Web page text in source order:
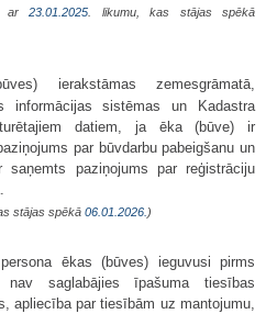
ar23.01.2025. likumu, kas stājas spēkā
ierakstāmas zemesgrāmatā,
informācijas sistēmas un Kadastra
datiem, ja ēka (būve) ir
par būvdarbu pabeigšanu un
paziņojums par reģistrāciju
stājas spēkā 06.01.2026. )
ēkas (būves) ieguvusi pirms
saglabājies īpašuma tiesības
apliecība par tiesībām uz mantojumu,